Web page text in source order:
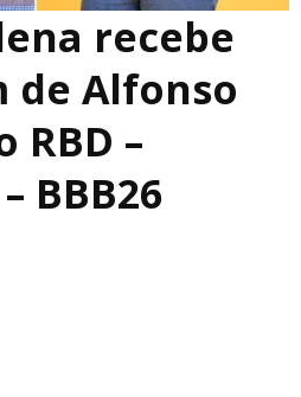
recebe
de Alfonso
RBD –
BBB26